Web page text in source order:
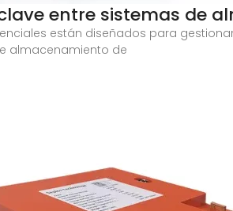
entre sistemas de
están diseñados para
almacenamiento de